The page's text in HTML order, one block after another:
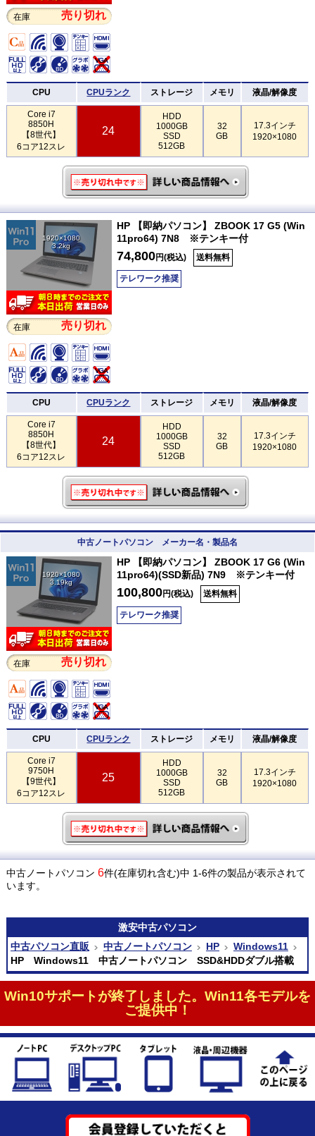
在庫 売り切れ
CPU CPUランク ストレージ メモリ 液晶/解像度
Core i7
8850H
【8世代】
6コア12スレ
24
HDD
1000GB
SSD
512GB
32
GB
17.3インチ
1920×1080
1920×1080
3.2kg
在庫 売り切れ
HP 【即納パソコン】 ZBOOK 17 G5 (Win
11pro64) 7N8 ※テンキー付
74,800円(税込) 送料無料
テレワーク推奨
CPU CPUランク ストレージ メモリ 液晶/解像度
Core i7
8850H
【8世代】
6コア12スレ
24
HDD
1000GB
SSD
512GB
32
GB
17.3インチ
1920×1080
中古ノートパソコン メーカー名・製品名
1920×1080
3.19kg
在庫 売り切れ
HP 【即納パソコン】 ZBOOK 17 G6 (Win
11pro64)(SSD新品) 7N9 ※テンキー付
100,800円(税込) 送料無料
テレワーク推奨
CPU CPUランク ストレージ メモリ 液晶/解像度
Core i7
9750H
【9世代】
6コア12スレ
25
HDD
1000GB
SSD
512GB
32
GB
17.3インチ
1920×1080
中古ノートパソコン 6件(在庫切れ含む)中 1-6件の製品が表示されて
います。
激安中古パソコン
中古パソコン直販
中古ノートパソコン HP
Windows11
HP Windows11 中古ノートパソコン SSD&HDDダブル搭載
Win10サポートが終了しました。Win11各モデルを
ご提供中！